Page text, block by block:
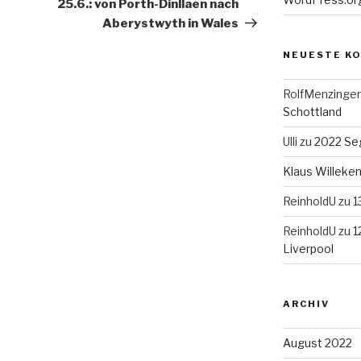
25.6.: von Porth-Dinllaen nach
Aberystwyth in Wales
NEUESTE
RolfMenzinger
Schottland
Ulli zu 2022
Klaus
ReinholdU zu
ReinholdU zu
Liverpool
ARCHIV
August 2022